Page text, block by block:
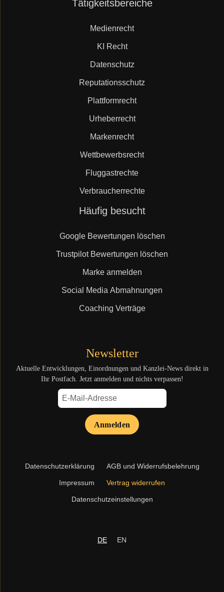
Tätigkeitsbereiche
Medienrecht
KI Recht
Datenschutz
Reputationsschutz
Plattformrecht
Urheberrecht
Markenrecht
Wettbewerbsrecht
Fluggastrechte
Verbraucherrechte
Häufig besucht
Google Bewertungen löschen
Trustpilot Bewertungen löschen
Marke anmelden
Social Media Abmahnungen
Coaching Verträge
Newsletter
Aktuelle Entwicklungen, Einordnungen und Kanzlei-News direkt in
Ihr Postfach. Jetzt anmelden und nichts verpassen!
Anmelden
Navigation
Datenschutzerklärung AGB und Widerrufsbelehrung
Impressum Vertrag widerrufen
Datenschutzeinstellungen
DE EN